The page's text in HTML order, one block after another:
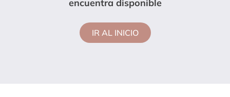
encuentra disponible
IR AL INICIO